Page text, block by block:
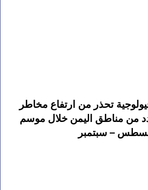
تحذر من ارتفاع مخاطر
من مناطق اليمن خلال موسم
أغسطس – سبتمبر